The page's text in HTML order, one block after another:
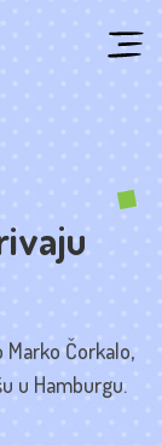
Čorkalo,
u Hamburgu.